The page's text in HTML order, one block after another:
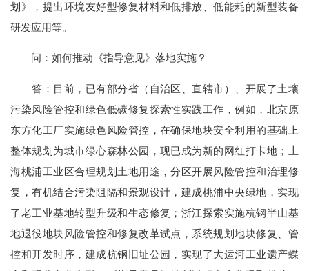
划》，提出环境友好型修复材料和低排放、低能耗的新型装备
研发应用等。
问：如何推动《指导意见》落地实施？
答：目前，已有部分省（自治区、直辖市）、开展了土壤
污染风险管控和绿色低碳修复探索性实践工作，例如，北京原
东方化工厂实施绿色风险管控，在确保地块安全利用的基础上
整体规划为城市绿心森林公园，现已成为新的网红打卡地；上
海桃浦工业区合理规划土地用途，分区开展风险管控和治理修
复，有机结合污染阻隔和景观设计，建成桃浦中央绿地，实现
了老工业基地转型升级和生态修复；浙江探索实施杭钢半山基
地退役地块风险管控和修复改革试点，系统规划地块修复、管
控和开发时序，建成杭钢旧址公园，实现了大运河工业遗产蝶